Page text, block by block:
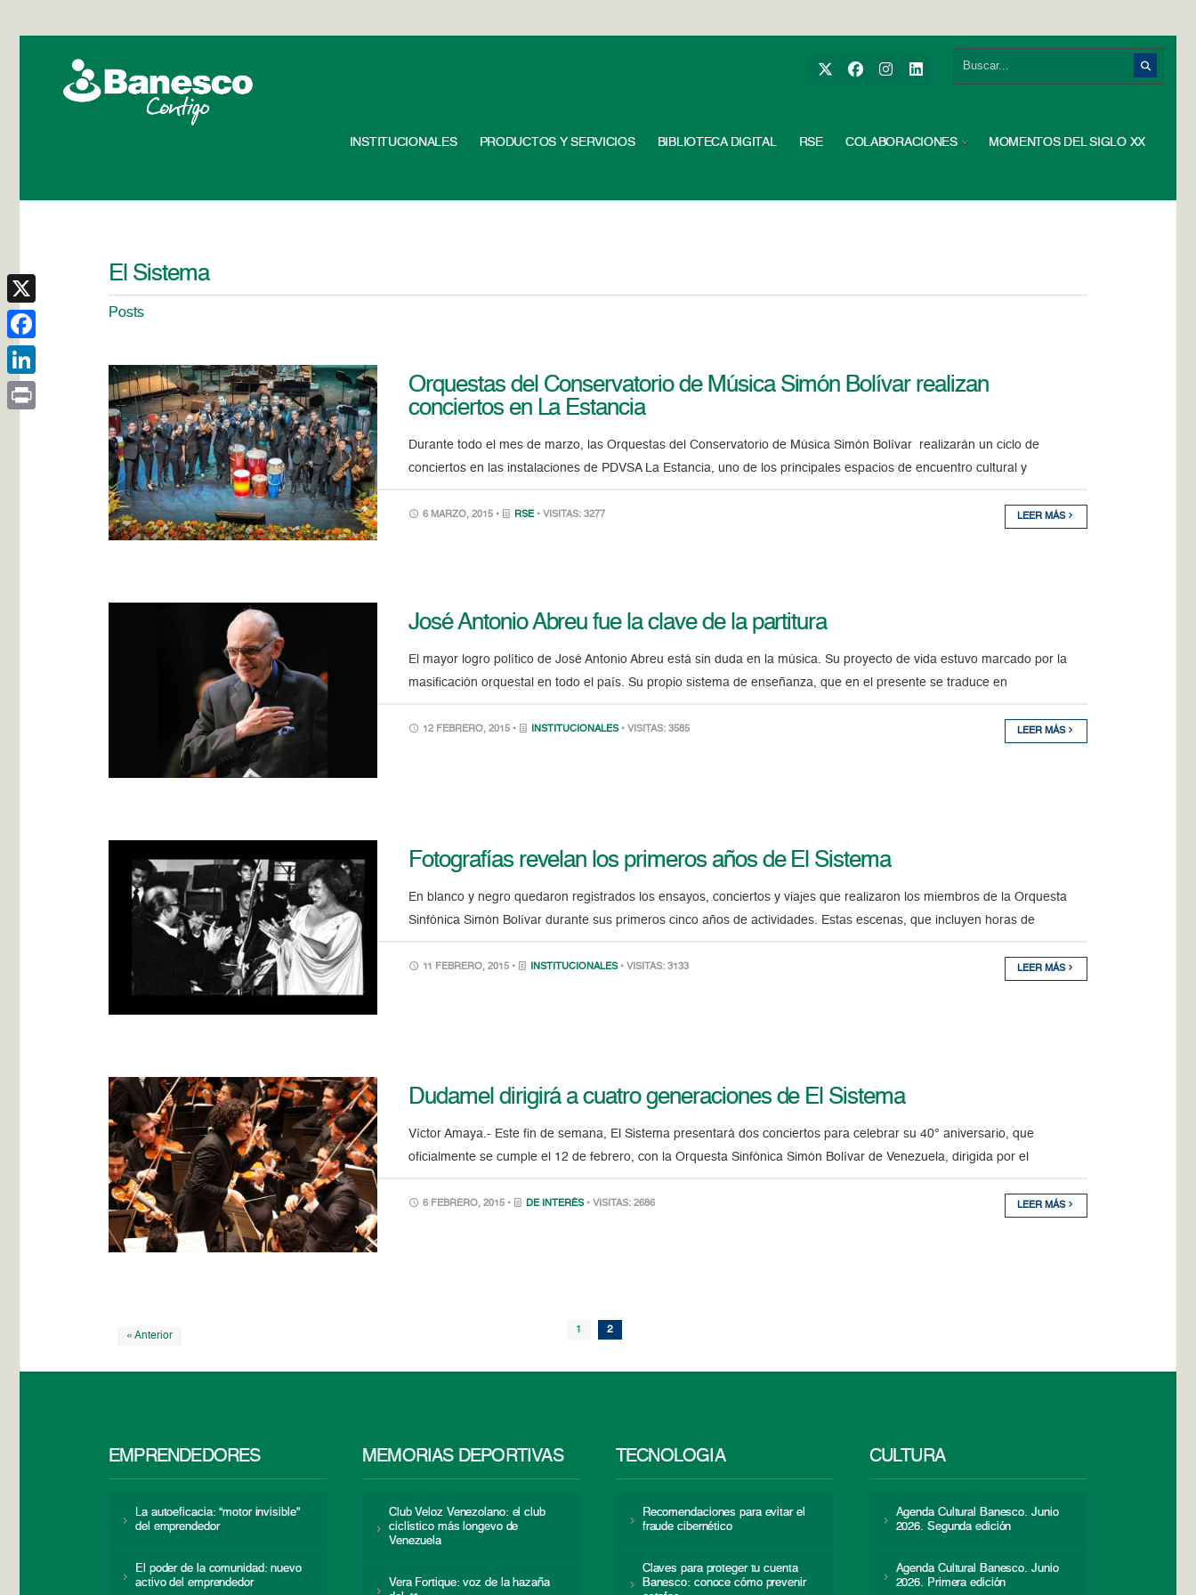
INSTITUCIONALES PRODUCTOS Y SERVICIOS BIBLIOTECA DIGITAL RSE COLABORACIONES MOMENTOS DEL SIGLO XX
El Sistema
Posts
Orquestas del Conservatorio de Música Simón Bolívar realizan
conciertos en La Estancia
Durante todo el mes de marzo, las Orquestas del Conservatorio de Música Simón Bolívar realizarán un ciclo de
conciertos en las instalaciones de PDVSA La Estancia, uno de los principales espacios de encuentro cultural y
6 MARZO, 2015 • RSE • VISITAS: 3277 LEER MÁS
José Antonio Abreu fue la clave de la partitura
El mayor logro político de José Antonio Abreu está sin duda en la música. Su proyecto de vida estuvo marcado por la
masificación orquestal en todo el país. Su propio sistema de enseñanza, que en el presente se traduce en
12 FEBRERO, 2015 • INSTITUCIONALES • VISITAS: 3585 LEER MÁS
Fotografías revelan los primeros años de El Sistema
En blanco y negro quedaron registrados los ensayos, conciertos y viajes que realizaron los miembros de la Orquesta
Sinfónica Simón Bolívar durante sus primeros cinco años de actividades. Estas escenas, que incluyen horas de
11 FEBRERO, 2015 • INSTITUCIONALES • VISITAS: 3133 LEER MÁS
Dudamel dirigirá a cuatro generaciones de El Sistema
Víctor Amaya.- Este fin de semana, El Sistema presentará dos conciertos para celebrar su 40° aniversario, que
oficialmente se cumple el 12 de febrero, con la Orquesta Sinfónica Simón Bolívar de Venezuela, dirigida por el
6 FEBRERO, 2015 • DE INTERÉS • VISITAS: 2686 LEER MÁS
« Anterior
1 2
EMPRENDEDORES
La autoeficacia: “motor invisible”
del emprendedor
El poder de la comunidad: nuevo
activo del emprendedor
MEMORIAS DEPORTIVAS
Club Veloz Venezolano: el club
ciclístico más longevo de
Venezuela
Vera Fortique: voz de la hazaña
TECNOLOGÍA
Recomendaciones para evitar el
fraude cibernético
Claves para proteger tu cuenta
Banesco: conoce cómo prevenir
CULTURA
Agenda Cultural Banesco. Junio
2026. Segunda edición
Agenda Cultural Banesco. Junio
2026. Primera edición
X
Facebook
LinkedIn